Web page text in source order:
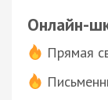
Онлайн-
Прямая